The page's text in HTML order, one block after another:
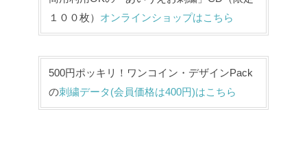
１００枚） オンラインショップはこちら
500円ポッキリ！ワンコイン・デザインPack
の刺繍データ(会員価格は400円)はこちら